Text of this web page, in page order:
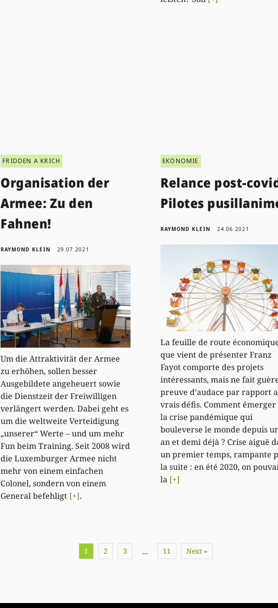
FRIDDEN A KRICH
Organisation der
Armee: Zu den
Fahnen!
RAYMOND KLEIN 29.07.2021
Um die Attraktivität der Armee
zu erhöhen, sollen besser
Ausgebildete angeheuert sowie
die Dienstzeit der Freiwilligen
verlängert werden. Dabei geht es
um die weltweite Verteidigung
„unserer“ Werte – und um mehr
Fun beim Training. Seit 2008 wird
die Luxemburger Armee nicht
mehr von einem einfachen
Colonel, sondern von einem
General befehligt [+].
EKONOMIE
Relance post-
Pilotes
RAYMOND KLEIN 24.06.2021
La feuille de route
que vient de présenter Franz
Fayot comporte des projets
intéressants, mais ne fait
preuve d’audace par rapport
vrais défis. Comment émerger
la crise pandémique qui
bouleverse le monde depuis
an et demi déjà ? Crise aiguë
un premier temps, rampante
la suite : en été 2020, on
la [+]
1 2 3 … 11 Next »